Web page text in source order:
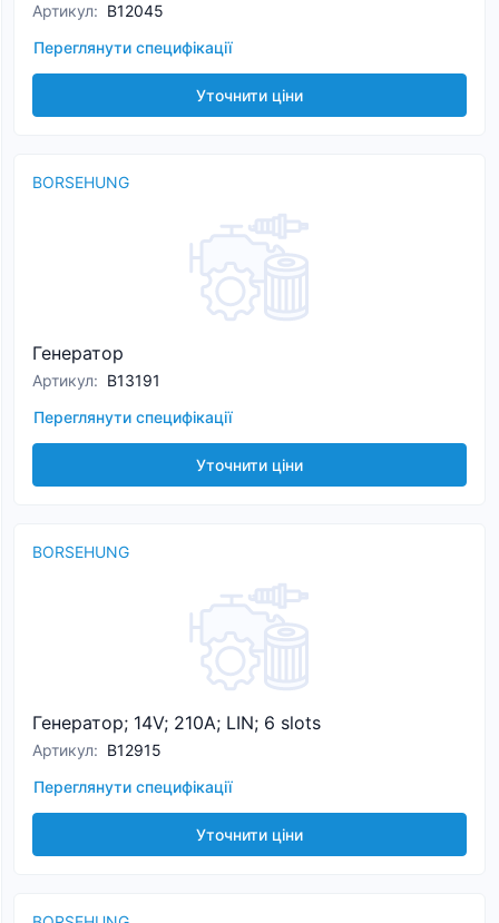
Артикул: B12045
Переглянути специфікації
Уточнити ціни
BORSEHUNG
Генератор
Артикул: B13191
Переглянути специфікації
Уточнити ціни
BORSEHUNG
Генератор; 14V; 210A; LIN; 6 slots
Артикул: B12915
Переглянути специфікації
Уточнити ціни